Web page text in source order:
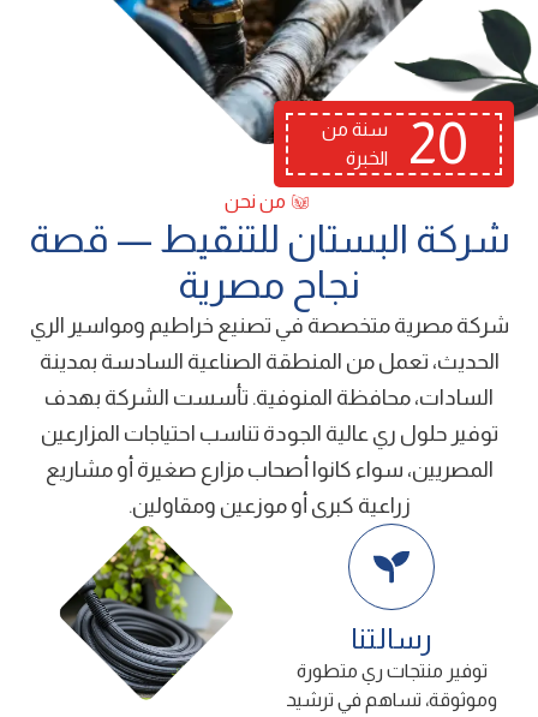
سنة من
الخبرة
20
من نحن
ﺷﺮﻛﺔ اﻟﺒﺴﺘﺎن ﻟﻠﺘﻨﻘﻴﻂ — ﻗﺼﺔ
ﻧﺠﺎح ﻣﺼﺮﻳﺔ
شركة ﻣﺼﺮﻳﺔ ﻣﺘﺨﺼﺼﺔ ﻓﻲ ﺗﺼﻨﻴﻊ ﺧﺮاﻃﻴﻢ وﻣﻮاﺳﻴﺮ اﻟﺮي
اﻟﺤﺪﻳﺚ، ﺗﻌﻤﻞ ﻣﻦ اﻟﻤﻨﻄﻘﺔ اﻟﺼﻨﺎﻋﻴﺔ اﻟﺴﺎدﺳﺔ ﺑﻤﺪﻳﻨﺔ
اﻟﺴﺎدات، ﻣﺤﺎﻓﻈﺔ اﻟﻤﻨﻮﻓﻴﺔ. ﺗﺄﺳﺴﺖ اﻟﺸﺮﻛﺔ ﺑﻬﺪف
ﺗﻮﻓﻴﺮ ﺣﻠﻮل ري ﻋﺎﻟﻴﺔ اﻟﺠﻮدة ﺗﻨﺎﺳﺐ اﺣﺘﻴﺎﺟﺎت اﻟﻤﺰارﻋﻴﻦ
اﻟﻤﺼﺮﻳﻴﻦ، ﺳﻮاء ﻛﺎﻧﻮا أﺻﺤﺎب ﻣﺰارع ﺻﻐﻴﺮة أو ﻣﺸﺎرﻳﻊ
زراﻋﻴﺔ ﻛﺒﺮى أو ﻣﻮزﻋﻴﻦ وﻣﻘﺎوﻟﻴﻦ.
رﺳﺎﻟﺘﻨﺎ
ﺗﻮﻓﻴﺮ ﻣﻨﺘﺠﺎت ري ﻣﺘﻄﻮرة
وﻣﻮﺛﻮﻗﺔ، ﺗﺴﺎﻫﻢ ﻓﻲ ﺗﺮﺷﻴﺪ